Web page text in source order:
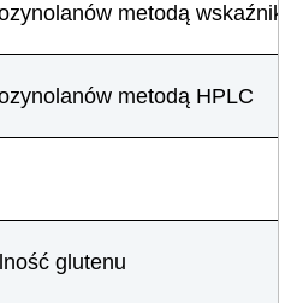
metodą
metodą HPLC
glutenu